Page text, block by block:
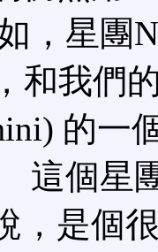
，星團
和我們
的一
這個星
，是個